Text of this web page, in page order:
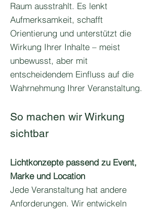
Raum ausstrahlt. Es lenkt
Aufmerksamkeit, schafft
Orientierung und unterstützt die
Wirkung Ihrer Inhalte – meist
unbewusst, aber mit
entscheidendem Einfluss auf die
Wahrnehmung Ihrer Veranstaltung.
So machen wir Wirkung
sichtbar
Lichtkonzepte passend zu Event,
Marke und Location
Jede Veranstaltung hat andere
Anforderungen. Wir entwickeln